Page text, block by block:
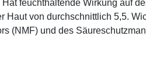
feuchthaltende Wirkung auf
Haut von durchschnittlich 5,5.
(NMF) und des